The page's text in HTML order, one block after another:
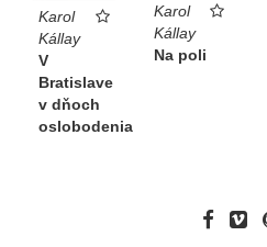
Karol
Kállay
Na poli
Karol
Kállay
V
Bratislave
v dňoch
oslobodenia